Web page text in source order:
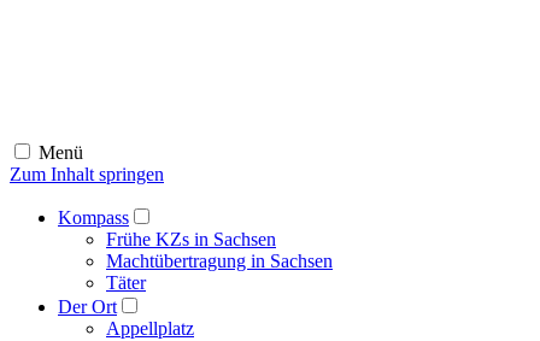
Menü
Zum Inhalt springen
Kompass
Frühe KZs in Sachsen
Machtübertragung in Sachsen
Täter
Der Ort
Appellplatz